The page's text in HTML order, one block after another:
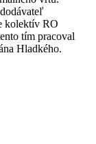
kolektív RO
tím pracoval
Hladkého.